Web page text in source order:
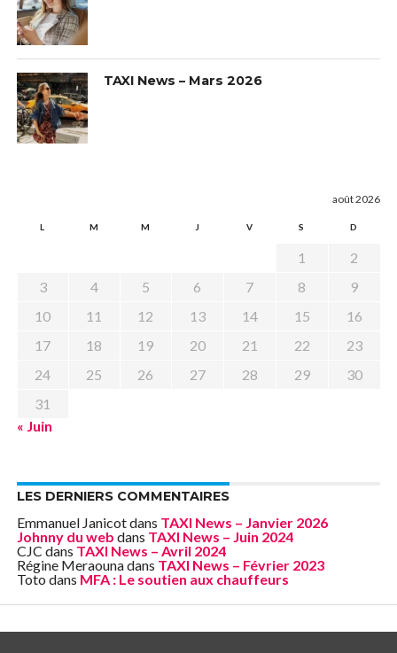
TAXI News – Mars 2026
août 2026
L M M J V S D
1
2
3
4 5 6 7 8
9
10
11 12 13 14 15
16
17
18 19 20 21 22
23
24
25 26 27 28 29
30
31
« Juin
LES DERNIERS COMMENTAIRES
Emmanuel Janicotdans TAXI News – Janvier 2026
Johnny du web dans TAXI News – Juin 2024
CJC dans TAXI News – Avril 2024
Régine Meraounadans TAXI News – Février 2023
Toto dans MFA : Le soutien aux chauffeurs